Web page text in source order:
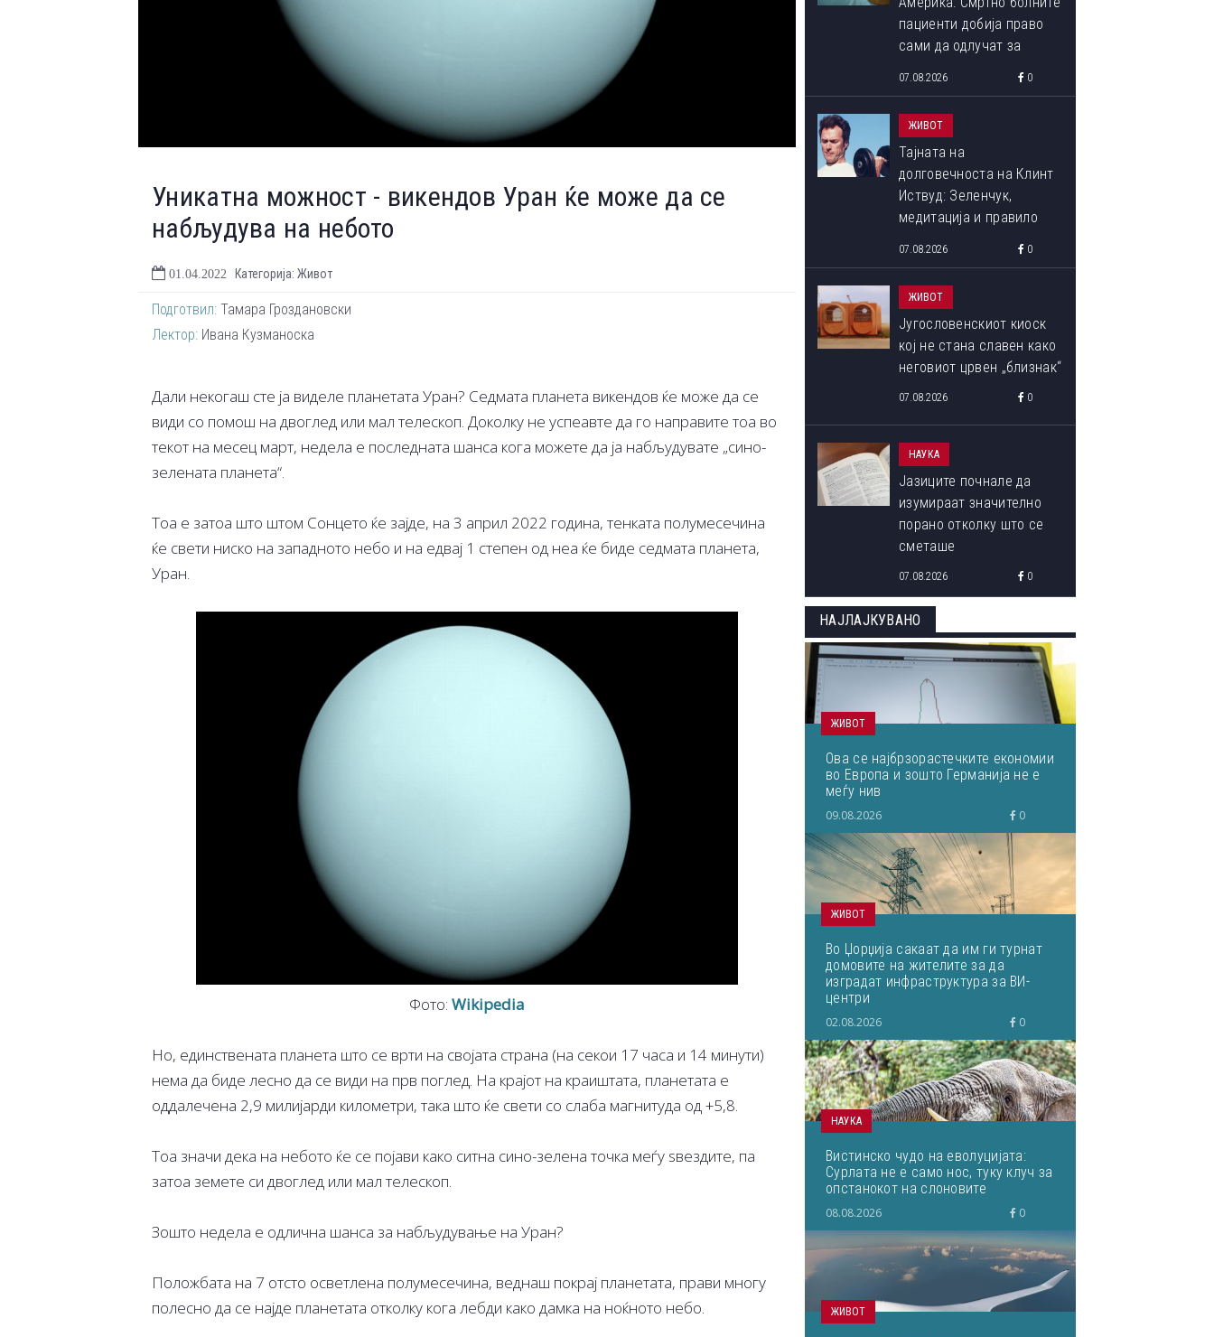
Уникатна можност - викендов Уран ќе може да се
набљудува на небото
01.04.2022 Категорија: Живот
Подготвил: Тамара Гроздановски
Лектор: Ивана Кузманоска
Дали некогаш сте ја виделе планетата Уран? Седмата планета викендов ќе може да се
види со помош на двоглед или мал телескоп. Доколку не успеавте да го направите тоа во
текот на месец март, недела е последната шанса кога можете да ја набљудувате „сино-
зелената планета“.
Тоа е затоа што штом Сонцето ќе зајде, на 3 април 2022 година, тенката полумесечина
ќе свети ниско на западното небо и на едвај 1 степен од неа ќе биде седмата планета,
Уран.
Фото: Wikipedia
Но, единствената планета што се врти на својата страна (на секои 17 часа и 14 минути)
нема да биде лесно да се види на прв поглед. На крајот на краиштата, планетата е
оддалечена 2,9 милијарди километри, така што ќе свети со слаба магнитуда од +5,8.
Тоа значи дека на небото ќе се појави како ситна сино-зелена точка меѓу ѕвездите, па
затоа земете си двоглед или мал телескоп.
Зошто недела е одлична шанса за набљудување на Уран?
Положбата на 7 отсто осветлена полумесечина, веднаш покрај планетата, прави многу
полесно да се најде планетата отколку кога лебди како дамка на ноќното небо.
пациенти добија право
сами да одлучат за
07.08.2026 0
ЖИВОТ
Тајната на
долговечноста на Клинт
Иствуд: Зеленчук,
медитација и правило
07.08.2026 0
ЖИВОТ
Југословенскиот киоск
кој не стана славен како
неговиот црвен „близнак“
07.08.2026 0
НАУКА
Јазиците почнале да
изумираат значително
порано отколку што се
сметаше
07.08.2026 0
НАЈЛАЈКУВАНО
ЖИВОТ
Ова се најбрзорастечките економии
во Европа и зошто Германија не е
меѓу нив
09.08.2026 0
ЖИВОТ
Во Џорџија сакаат да им ги турнат
домовите на жителите за да
изградат инфраструктура за ВИ-
центри
02.08.2026 0
НАУКА
Вистинско чудо на еволуцијата:
Сурлата не е само нос, туку клуч за
опстанокот на слоновите
08.08.2026 0
ЖИВОТ